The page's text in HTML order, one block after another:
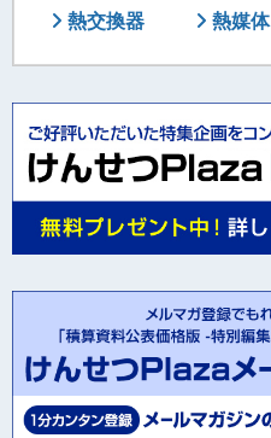
熱交換器
熱媒体